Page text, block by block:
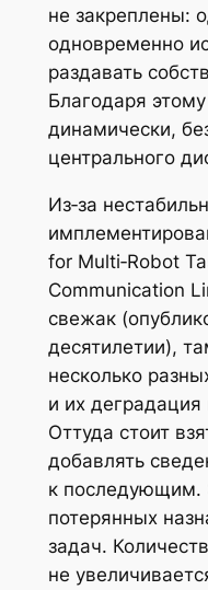
не закреплены:
одновременно
раздавать
Благодаря
динамически,
центрального
Из‑за
for Multi‑Robot
Communication
свежак
десятилетии),
несколько
и их деградация
Оттуда стоит
добавлять
к последующим.
потерянных
задач.
не